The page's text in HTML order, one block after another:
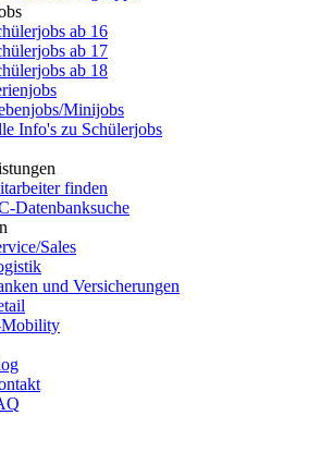
ab 16
ab 17
ab 18
Minijobs
Info's zu Schülerjobs
finden
Datenbanksuche
Sales
und Versicherungen